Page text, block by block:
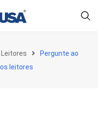
Pergunte ao
leitores